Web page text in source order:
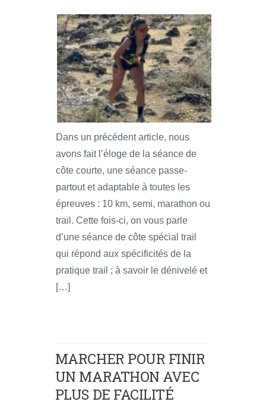
Dans un précédent article, nous
avons fait l’éloge de la séance de
côte courte, une séance passe-
partout et adaptable à toutes les
épreuves : 10 km, semi, marathon ou
trail. Cette fois-ci, on vous parle
d’une séance de côte spécial trail
qui répond aux spécificités de la
pratique trail ; à savoir le dénivelé et
[…]
MARCHER POUR FINIR
UN MARATHON AVEC
PLUS DE FACILITÉ